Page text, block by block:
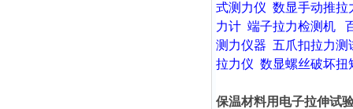
式测力仪 数显手动推拉
力计 端子拉力检测机
测力仪器 五爪扣拉力测
拉力仪 数显螺丝破坏扭
保温材料用电子拉伸试